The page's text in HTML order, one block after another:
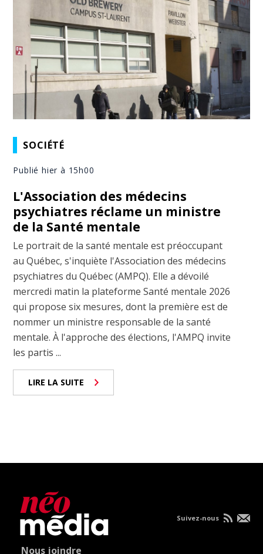
SOCIÉTÉ
Publié hier à 15h00
L'Association des médecins
psychiatres réclame un ministre
de la Santé mentale
Le portrait de la santé mentale est préoccupant
au Québec, s'inquiète l'Association des médecins
psychiatres du Québec (AMPQ). Elle a dévoilé
mercredi matin la plateforme Santé mentale 2026
qui propose six mesures, dont la première est de
nommer un ministre responsable de la santé
mentale. À l'approche des élections, l'AMPQ invite
les partis ...
LIRE LA SUITE
Nous joindre
Suivez-nous